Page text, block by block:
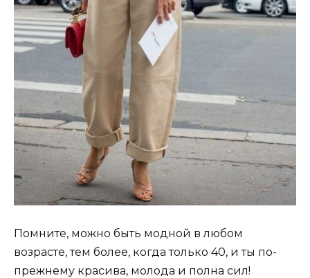
Помните, можно быть модной в любом
возрасте, тем более, когда только 40, и ты по-
прежнему красива, молода и полна сил!